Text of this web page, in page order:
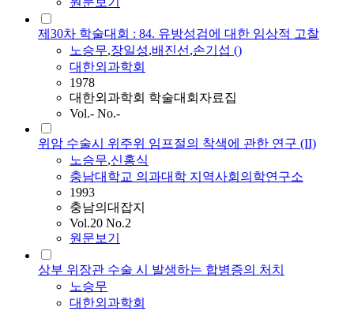
제30차 학술대회 : 84. 유방성검에 대한 임상적 고찰
노승무,장일성,배진선,손기섭 ()
대한외과학회
1978
대한외과학회 학술대회자료집
Vol.- No.-
위암 수술시 위주위 임프절의 착색에 관한 연구 (II)
노승무,신홍식
충남대학교 의과대학 지역사회의학연구소
1993
충남의대잡지
Vol.20 No.2
원문보기
상부 위장관 수술 시 발생하는 합병증의 처치
노승무
대한외과학회